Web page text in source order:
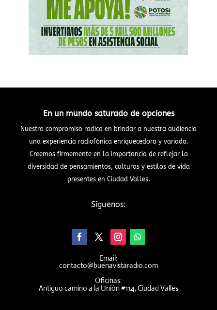
En un mundo saturado de opciones
Nuestro compromiso radica en brindar a nuestra audiencia
una experiencia radiofónica enriquecedora y variada.
Creemos firmemente en la importancia de reflejar la
diversidad de pensamientos, culturas y estilos de vida
presentes en Ciudad Valles.
Síguenos:
Email:
contacto@buenavistaradio.com
Oficinas:
Antiguo camino a la Unión #114, Ciudad Valles